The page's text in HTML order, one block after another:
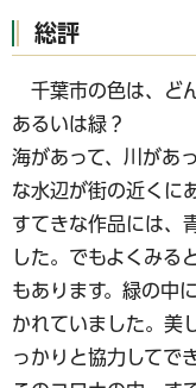
総評
千葉市の色は、ど
あるいは緑？
海があって、川があ
な水辺が街の近くに
すてきな作品には、
した。でもよくみる
もあります。緑の中
かれていました。美
っかりと協力してで